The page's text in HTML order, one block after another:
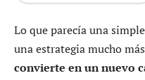
Lo que parecía una
una estrategia mucho
convierte en un nuevo